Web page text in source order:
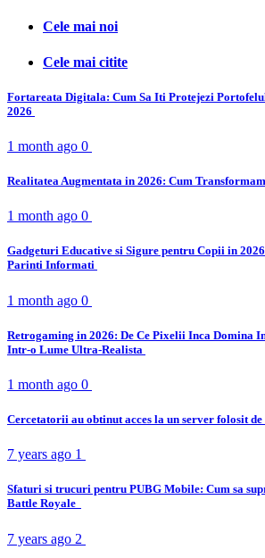
Cele mai noi
Cele mai citite
Fortareata Digitala: Cum Sa Iti Protejezi
2026
1 month ago 0
Realitatea Augmentata in 2026: Cum
1 month ago 0
Gadgeturi Educative si Sigure pentru Copii in
Parinti Informati
1 month ago 0
Retrogaming in 2026: De Ce Pixelii Inca Domina
Intr-o Lume Ultra-Realista
1 month ago 0
Cercetatorii au obtinut acces la un server folosit
7 years ago 1
Sfaturi si trucuri pentru PUBG Mobile: Cum sa
Battle Royale
7 years ago 2